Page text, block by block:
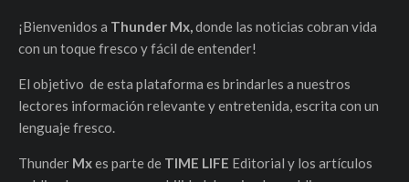
¡Bienvenidos a Thunder Mx,donde las noticias cobran vida
con un toque fresco y fácil de entender!
El objetivo de esta plataforma es brindarles a nuestros
lectores información relevante y entretenida, escrita con un
lenguaje fresco.
Thunder Mxes parte de TIME LIFE Editorial y los artículos